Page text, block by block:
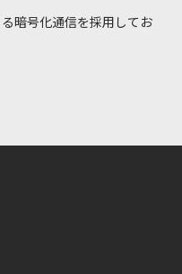
暗号化通信を採用してお